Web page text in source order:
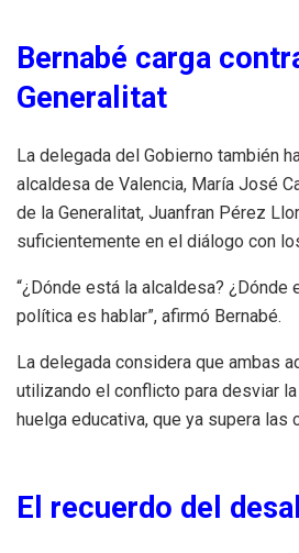
Bernabé carga
Generalitat
La delegada del Gobierno también
alcaldesa de Valencia, María José
de la Generalitat, Juanfran Pérez
suficientemente en el diálogo con
“¿Dónde está la alcaldesa? ¿Dónde
política es hablar”, afirmó Bernabé.
La delegada considera que ambas
utilizando el conflicto para desviar
huelga educativa, que ya supera las
El recuerdo del